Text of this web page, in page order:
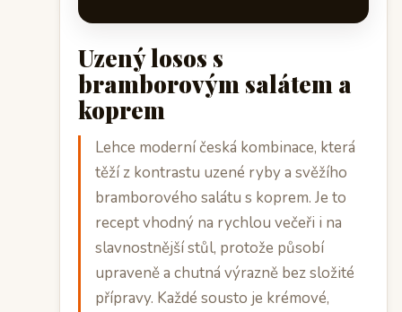
Uzený losos s
bramborovým salátem a
koprem
Lehce moderní česká kombinace, která
těží z kontrastu uzené ryby a svěžího
bramborového salátu s koprem. Je to
recept vhodný na rychlou večeři i na
slavnostnější stůl, protože působí
upraveně a chutná výrazně bez složité
přípravy. Každé sousto je krémové,